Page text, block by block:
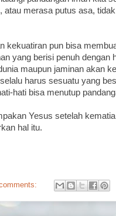
atau merasa putus asa,
kekuatiran pun bisa
yang berisi penuh dengan
maupun jaminan akan
harus sesuatu yang
hati bisa menutup
Yesus setelah
hal itu.